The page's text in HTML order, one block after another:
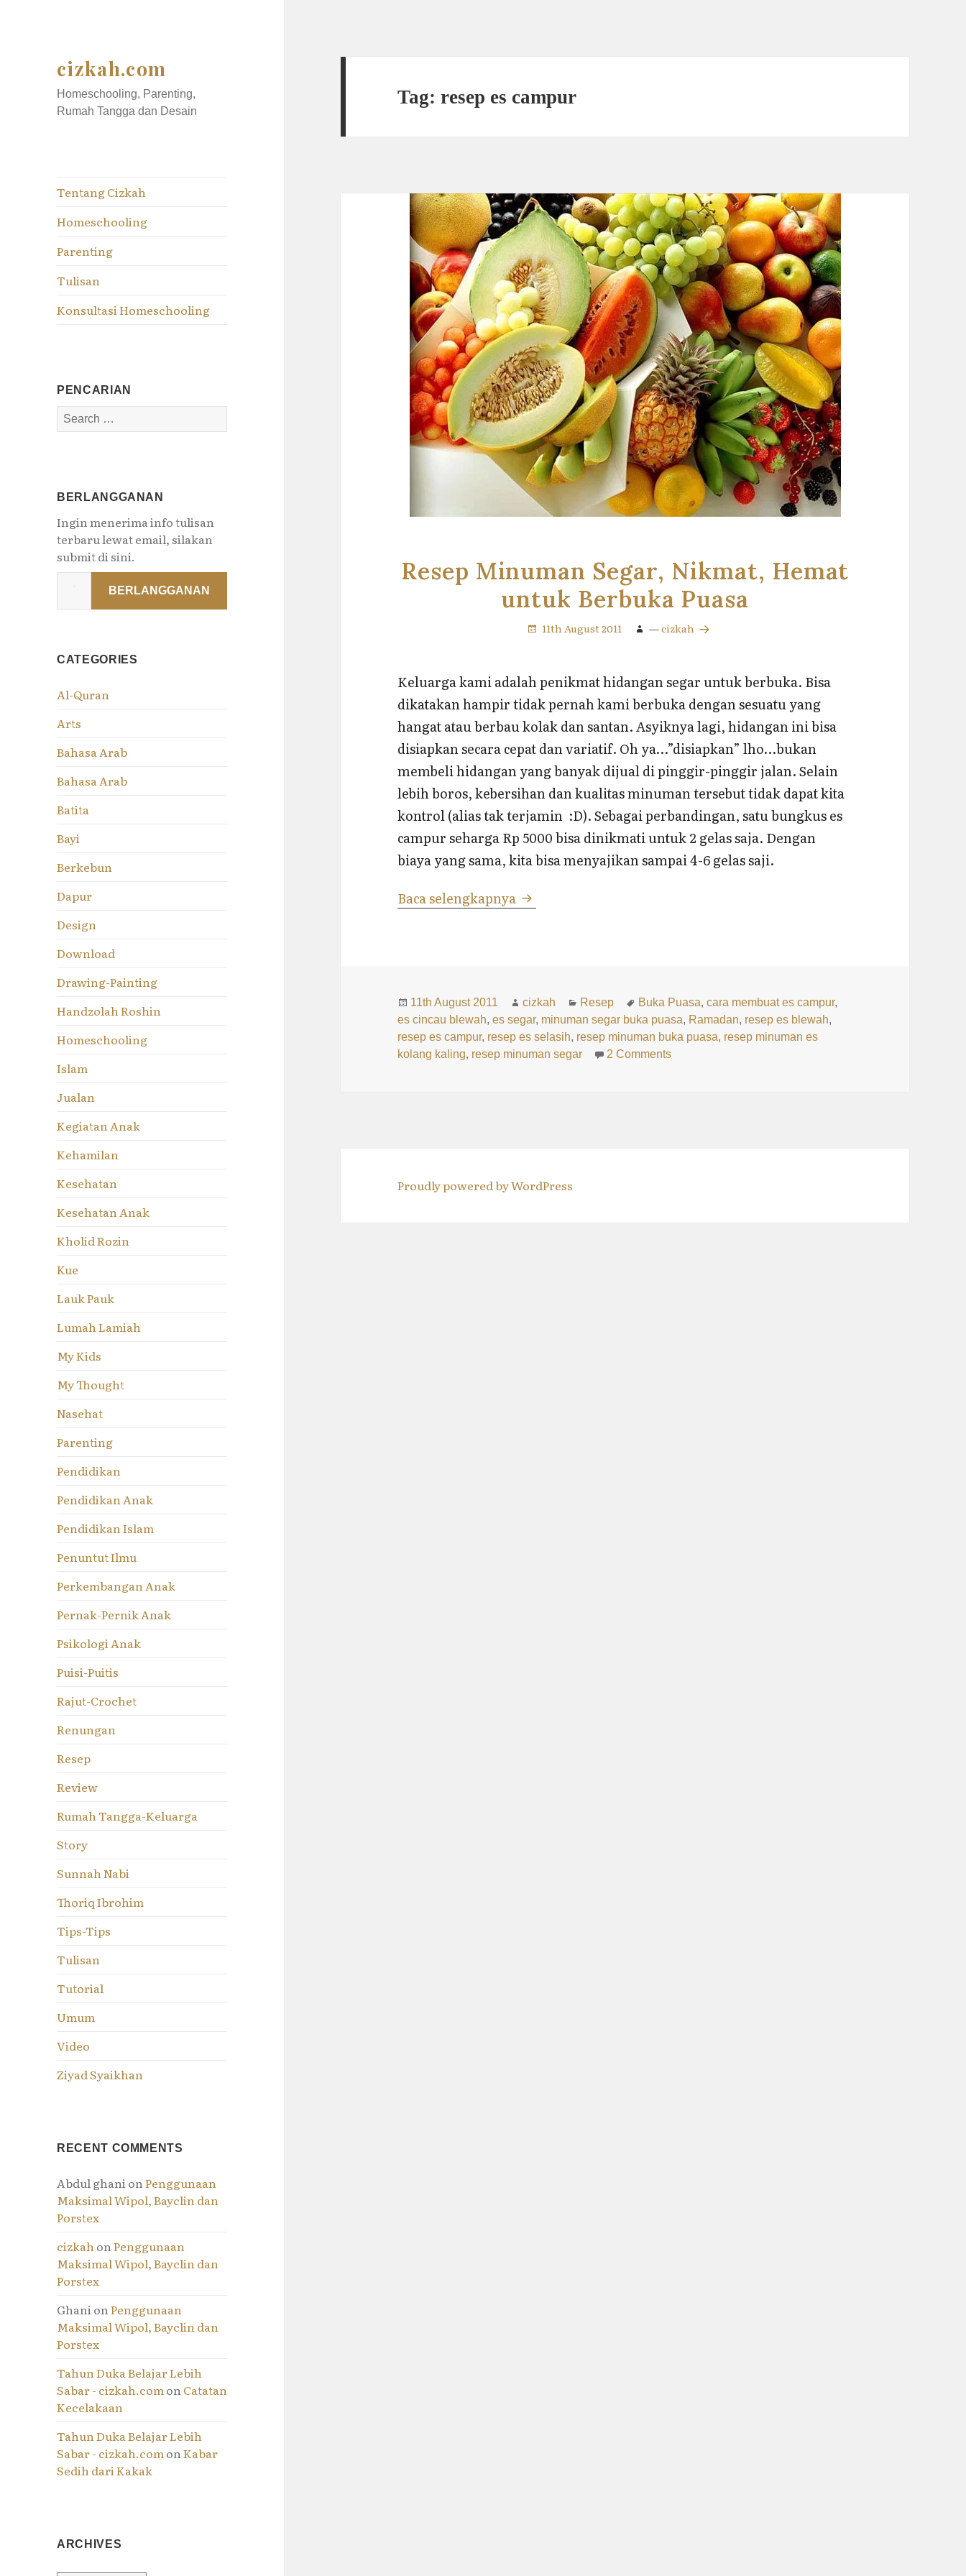
cizkah.com
Homeschooling, Parenting,
Rumah Tangga dan Desain
Tentang Cizkah
Homeschooling
Parenting
Tulisan
Konsultasi Homeschooling
PENCARIAN
Search
for:
BERLANGGANAN
Ingin menerima info tulisan
terbaru lewat email, silakan
submit di sini.
email…
BERLANGGANAN
CATEGORIES
Al-Quran
Arts
Bahasa Arab
Bahasa Arab
Batita
Bayi
Berkebun
Dapur
Design
Download
Drawing-Painting
Handzolah Roshin
Homeschooling
Islam
Jualan
Kegiatan Anak
Kehamilan
Kesehatan
Kesehatan Anak
Kholid Rozin
Kue
Lauk Pauk
Lumah Lamiah
My Kids
My Thought
Nasehat
Parenting
Pendidikan
Pendidikan Anak
Pendidikan Islam
Penuntut Ilmu
Perkembangan Anak
Pernak-Pernik Anak
Psikologi Anak
Puisi-Puitis
Rajut-Crochet
Renungan
Resep
Review
Rumah Tangga-Keluarga
Story
Sunnah Nabi
Thoriq Ibrohim
Tips-Tips
Tulisan
Tutorial
Umum
Video
Ziyad Syaikhan
RECENT COMMENTS
Abdul ghanionPenggunaan
Maksimal Wipol, Bayclin dan
Porstex
cizkahonPenggunaan
Maksimal Wipol, Bayclin dan
Porstex
GhanionPenggunaan
Maksimal Wipol, Bayclin dan
Porstex
Tahun Duka Belajar Lebih
Sabar - cizkah.comonCatatan
Kecelakaan
Tahun Duka Belajar Lebih
Sabar - cizkah.comonKabar
Sedih dari Kakak
ARCHIVES
Tag:resep es campur
Resep Minuman Segar, Nikmat, Hemat
untuk Berbuka Puasa
11th August 2011 —cizkah
Keluarga kami adalah penikmat hidangan segar untuk berbuka. Bisa
dikatakan hampir tidak pernah kami berbuka dengan sesuatu yang
hangat atau berbau kolak dan santan. Asyiknya lagi, hidangan ini bisa
disiapkan secara cepat dan variatif. Oh ya…”disiapkan” lho…bukan
membeli hidangan yang banyak dijual di pinggir-pinggir jalan. Selain
lebih boros, kebersihan dan kualitas minuman tersebut tidak dapat kita
kontrol (alias tak terjamin :D). Sebagai perbandingan, satu bungkus es
campur seharga Rp 5000 bisa dinikmati untuk 2 gelas saja. Dengan
biaya yang sama, kita bisa menyajikan sampai 4-6 gelas saji.
Baca selengkapnya Resep Minuman Segar, Nikmat, Hemat untuk Berbuka Puasa
Posted
on
11th August 2011 Author
cizkah Categories
Resep Tags
Buka Puasa,cara membuat es campur,
es cincau blewah,es segar, minuman segar buka puasa, Ramadan, resep es blewah,
resep es campur, resep es selasih, resep minuman buka puasa, resep minuman es
kolang kaling, resep minuman segar 2 Commentson Resep Minuman Segar, Nikmat, Hemat untuk Berbuka
Proudly powered by WordPress